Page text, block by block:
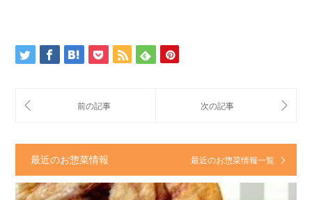
最近のお惣菜情報 最近のお惣菜情報一覧